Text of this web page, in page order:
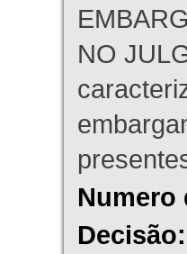
NO
Numero
Decisão: